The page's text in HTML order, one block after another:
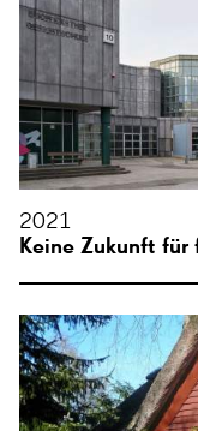
2021
Keine Zukunft für